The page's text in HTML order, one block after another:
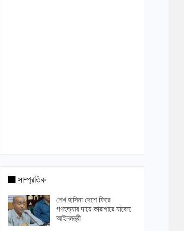
সাম্প্রতিক
শেখ হাসিনা দেশে ফিরে
গণহত্যার দায়ে কারাগারে যাবেন:
আইনমন্ত্রী